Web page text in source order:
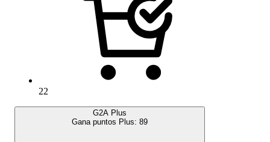
22
G2A Plus
Gana puntos Plus: 89